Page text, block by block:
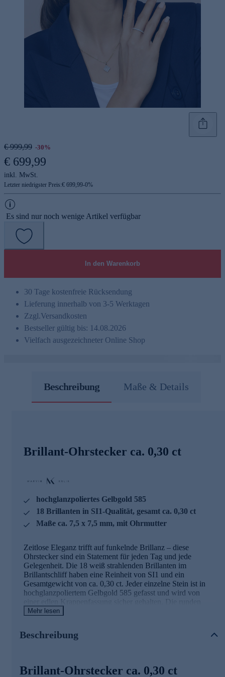
€ 999,99 -30%
€ 699,99
inkl. MwSt.
Letzter niedrigster Preis:€ 699,99-0%
Es sind nur noch wenige Artikel verfügbar
In den Warenkorb
30 Tage kostenfreie Rücksendung
Lieferung innerhalb von 3-5 Werktagen
Zzgl.Versandkosten
Bestseller gültig bis: 14.08.2026
Vielfach ausgezeichneter Online Shop
Beschreibung Maße & Details
Brillant-Ohrstecker ca. 0,30 ct
hochglanzpoliertes Gelbgold 585
18 Brillanten in SI1-Qualität, gesamt ca. 0,30 ct
Maße ca. 7,5 x 7,5 mm, mit Ohrmutter
Zeitlose Eleganz trifft auf funkelnde Brillanz – diese
Ohrstecker sind ein Statement für jeden Tag und jede
Gelegenheit. Die 18 weiß strahlenden Brillanten im
Brillantschliff haben eine Reinheit von SI1 und ein
Gesamtgewicht von ca. 0,30 ct. Jeder einzelne Stein ist in
hochglanzpoliertem Gelbgold 585 gefasst und wird von
einer edlen Krappenfassung sicher gehalten. Die runden
Brillanten mit einem Durchmesser von bis zu 2,0 mm sind in
Gelbgoldes harmoniert perfekt mit dem funkelnden Feuer
mm sind die Ohrstecker ein dezenter, aber dennoch
ausdrucksstarker Begleiter. Die praktischen Ohrmuttern
Mehr lesen
Beschreibung
Brillant-Ohrstecker ca. 0,30 ct